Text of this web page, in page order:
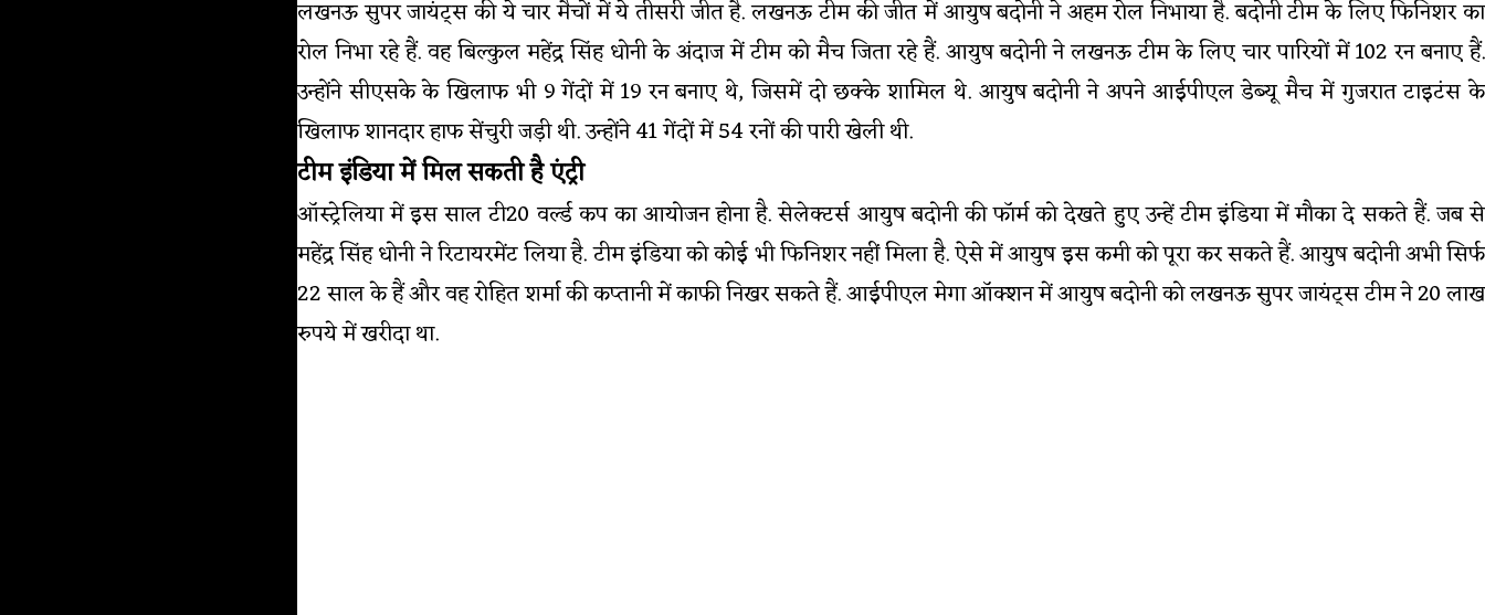
लखनऊ सुपर जायंट्स की ये चार मैचों में ये तीसरी जीत है. लखनऊ टीम की जीत में आयुष बदोनी ने अहम रोल निभाया है. बदोनी टीम के लिए फिनिशर का
रोल निभा रहे हैं. वह बिल्कुल महेंद्र सिंह धोनी के अंदाज में टीम को मैच जिता रहे हैं. आयुष बदोनी ने लखनऊ टीम के लिए चार पारियों में 102 रन बनाए हैं.
उन्होंने सीएसके के खिलाफ भी 9 गेंदों में 19 रन बनाए थे, जिसमें दो छक्के शामिल थे. आयुष बदोनी ने अपने आईपीएल डेब्यू मैच में गुजरात टाइटंस के
खिलाफ शानदार हाफ सेंचुरी जड़ी थी. उन्होंने 41 गेंदों में 54 रनों की पारी खेली थी.
टीम इंडिया में मिल सकती है एंट्री
ऑस्ट्रेलिया में इस साल टी20 वर्ल्ड कप का आयोजन होना है. सेलेक्टर्स आयुष बदोनी की फॉर्म को देखते हुए उन्हें टीम इंडिया में मौका दे सकते हैं. जब से
महेंद्र सिंह धोनी ने रिटायरमेंट लिया है. टीम इंडिया को कोई भी फिनिशर नहीं मिला है. ऐसे में आयुष इस कमी को पूरा कर सकते हैं. आयुष बदोनी अभी सिर्फ
22 साल के हैं और वह रोहित शर्मा की कप्तानी में काफी निखर सकते हैं. आईपीएल मेगा ऑक्शन में आयुष बदोनी को लखनऊ सुपर जायंट्स टीम ने 20 लाख
रुपये में खरीदा था.